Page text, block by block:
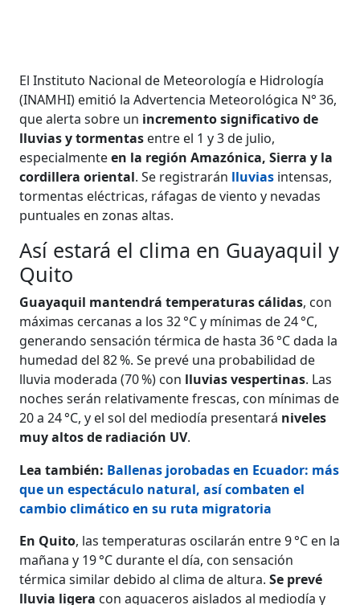
El Instituto Nacional de Meteorología e Hidrología
(INAMHI) emitió la Advertencia Meteorológica N° 36,
que alerta sobre un incremento significativo de
lluvias y tormentas entre el 1 y 3 de julio,
especialmenteen la región Amazónica, Sierra y la
cordillera oriental. Se registrarán lluvias intensas,
tormentas eléctricas, ráfagas de viento y nevadas
puntuales en zonas altas.
Así estará el clima en Guayaquil y
Quito
Guayaquil mantendrá temperaturas cálidas, con
máximas cercanas a los 32 °C y mínimas de 24 °C,
generando sensación térmica de hasta 36 °C dada la
humedad del 82 %. Se prevé una probabilidad de
lluvia moderada (70 %) con lluvias vespertinas. Las
noches serán relativamente frescas, con mínimas de
20 a 24 °C, y el sol del mediodía presentará niveles
muy altos de radiación UV.
Lea también: Ballenas jorobadas en Ecuador: más
que un espectáculo natural, así combaten el
cambio climático en su ruta migratoria
En Quito, las temperaturas oscilarán entre 9 °C en la
mañana y 19 °C durante el día, con sensación
térmica similar debido al clima de altura.Se prevé
lluvia ligera con aguaceros aislados al mediodía y